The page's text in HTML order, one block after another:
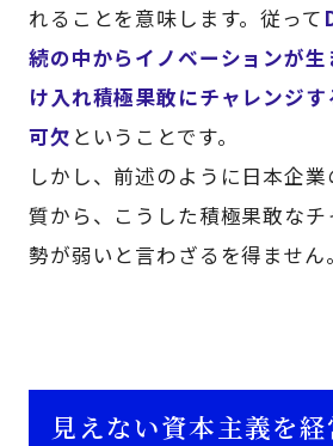
れることを意味します。従って
続の中からイノベーションが
け入れ積極果敢にチャレンジ
可欠 ということです。
しかし、前述のように日本企
質から、こうした積極果敢な
勢が弱いと言わざるを得ません。
見えない資本主義を